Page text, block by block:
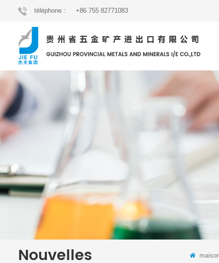
téléphone : +86 755 82771083
Nouvelles